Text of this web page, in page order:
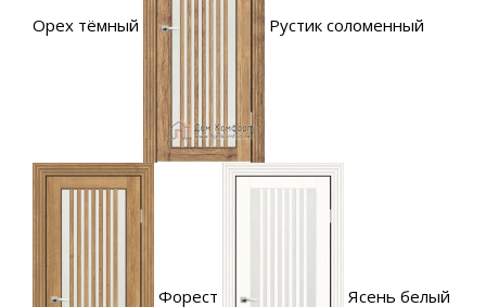
Орех тёмный Рустик соломенный
Форест Ясень белый